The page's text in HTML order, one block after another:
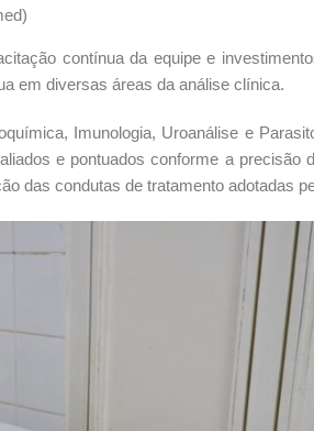
contínua da equipe e
em diversas áreas da análise clínica.
Imunologia, Uroanálise e
e pontuados conforme a precisão
das condutas de tratamento adotadas